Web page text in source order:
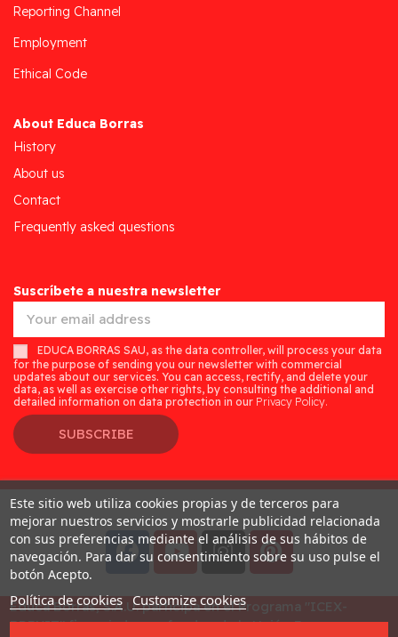
Reporting Channel
Employment
Ethical Code
About Educa Borras
History
About us
Contact
Frequently asked questions
Suscríbete a nuestra newsletter
EDUCA BORRAS SAU, as the data controller, will process your data
for the purpose of sending you our newsletter with commercial
updates about our services. You can access, rectify, and delete your
data, as well as exercise other rights, by consulting the additional and
detailed information on data protection in our Privacy Policy.
SUBSCRIBE
Desarrollado porAddis
Educa Borras, S.A.U. participa en el Programa "ICEX-
BREXIT" financiado por fondos de la Unión Europea, para
Este sitio web utiliza cookies propias y de terceros para
mejorar nuestros servicios y mostrarle publicidad relacionada
con sus preferencias mediante el análisis de sus hábitos de
navegación. Para dar su consentimiento sobre su uso pulse el
botón Acepto.
Política de cookies Customize cookies